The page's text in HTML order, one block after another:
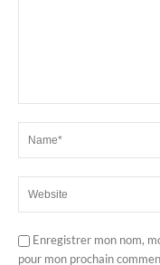
Enregistrer mon nom,
pour mon prochain